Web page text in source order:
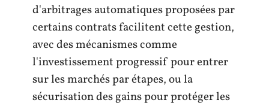
d'arbitrages automatiques proposées par
certains contrats facilitent cette gestion,
avec des mécanismes comme
l'investissement progressif pour entrer
sur les marchés par étapes, ou la
sécurisation des gains pour protéger les